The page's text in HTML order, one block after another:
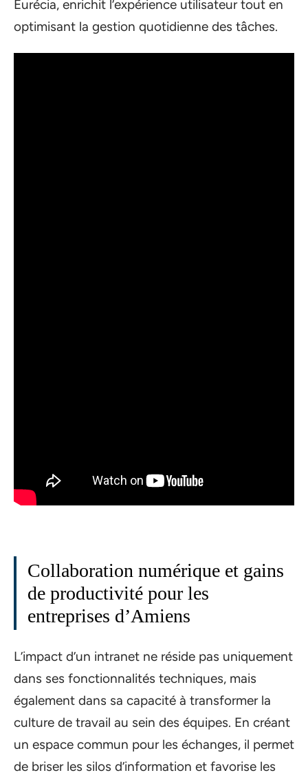
Eurécia, enrichit l’expérience utilisateur tout en
optimisant la gestion quotidienne des tâches.
Collaboration numérique et gains
de productivité pour les
entreprises d’Amiens
L’impact d’un intranet ne réside pas uniquement
dans ses fonctionnalités techniques, mais
également dans sa capacité à transformer la
culture de travail au sein des équipes. En créant
un espace commun pour les échanges, il permet
de briser les silos d’information et favorise les